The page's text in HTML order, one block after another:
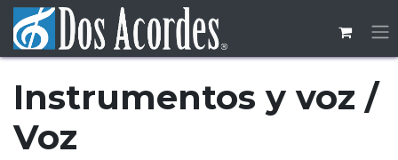
Ir al contenido
Instrumentos y voz /
Voz